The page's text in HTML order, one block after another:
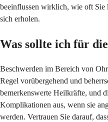
beeinflussen wirklich, wie oft Sie
sich erholen.
Was sollte ich für
Beschwerden im Bereich von
Regel vorübergehend und
bemerkenswerte Heilkräfte, und
Komplikationen aus, wenn sie
werden. Vertrauen Sie darauf,